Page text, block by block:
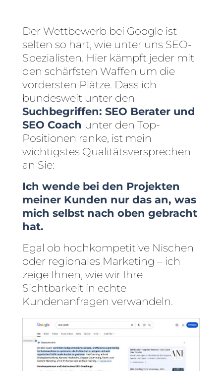
Der Wettbewerb bei Google ist
selten so hart, wie unter uns SEO-
Spezialisten. Hier kämpft jeder mit
den schärfsten Waffen um die
vordersten Plätze. Dass ich
bundesweit unter den
Suchbegriffen: SEO Berater und
SEO Coach unter den Top-
Positionen ranke, ist mein
wichtigstes Qualitätsversprechen
an Sie:
Ich wende bei den Projekten
meiner Kunden nur das an, was
mich selbst nach oben gebracht
hat.
Egal ob hochkompetitive Nischen
oder regionales Marketing – ich
zeige Ihnen, wie wir Ihre
Sichtbarkeit in echte
Kundenanfragen verwandeln.